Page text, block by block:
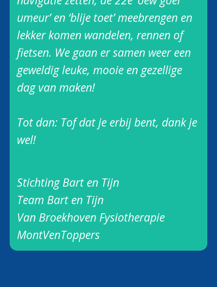
umeur’ en ‘blije toet’ meebrengen en
lekker komen wandelen, rennen of
fietsen. We gaan er samen weer een
geweldig leuke, mooie en gezellige
dag van maken!
Tot dan: Tof dat je erbij bent, dank je
wel!
Stichting Bart en Tijn
Team Bart en Tijn
Van Broekhoven Fysiotherapie
MontVenToppers